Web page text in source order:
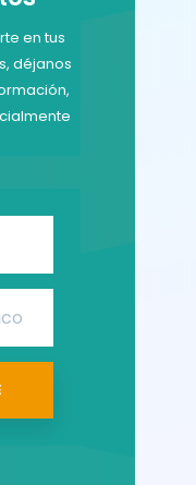
en tus
déjanos